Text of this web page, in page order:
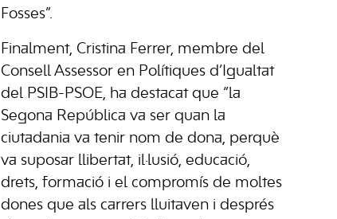
Fosses”.
Finalment, Cristina Ferrer, membre del
Consell Assessor en Polítiques d’Igualtat
del PSIB-PSOE, ha destacat que “la
Segona República va ser quan la
ciutadania va tenir nom de dona, perquè
va suposar llibertat, il·lusió, educació,
drets, formació i el compromís de moltes
dones que als carrers lluitaven i després